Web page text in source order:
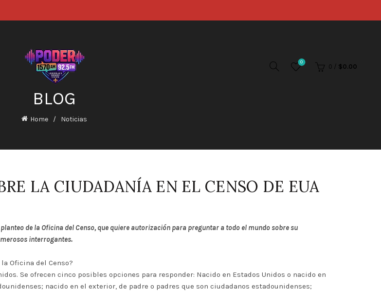
0
0 / $0.00
BLOG
Home Noticias
LA CIUDADANÍA EN EL CENSO DE EUA
de la Oficina del Censo, que quiere autorización para preguntar a todo el mundo sobre su
interrogantes.
Oficina del Censo?
Se ofrecen cinco posibles opciones para responder: Nacido en Estados Unidos o nacido en
nacido en el exterior, de padre o padres que son ciudadanos estadounidenses;